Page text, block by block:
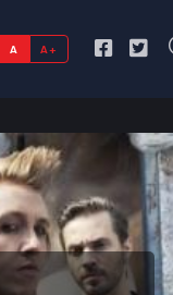
A A+